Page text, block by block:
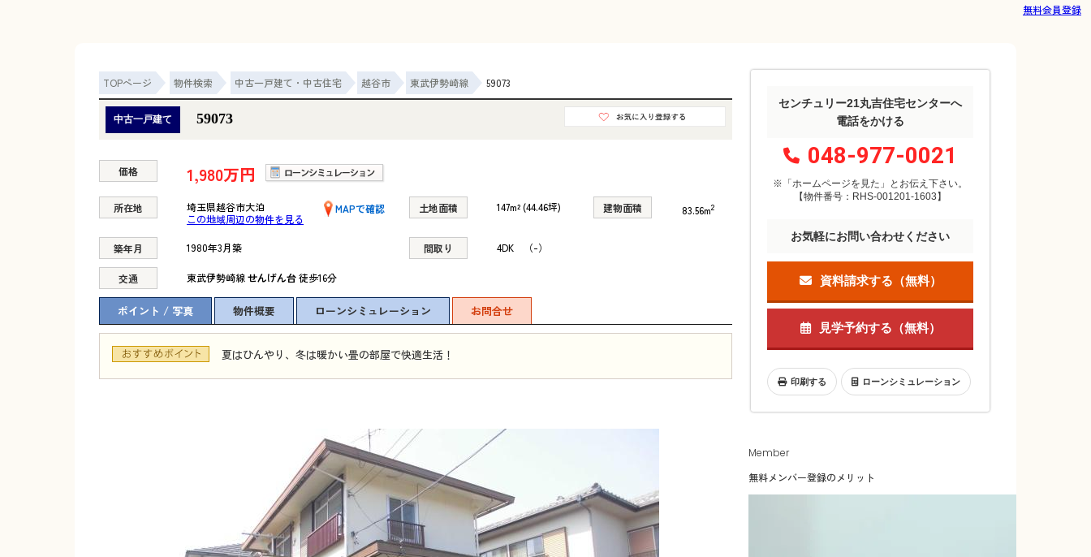
無料会員登録
TOPページ 物件検索 中古一戸建て・中古住宅 越谷市 東武伊勢崎線 59073
中古一戸建て 59073
価格 1,980万円
所在地 埼玉県越谷市大泊 MAPで確認
この地域周辺の物件を見る
土地面積 147m² (44.46坪) 建物面積 83.56m2
築年月 1980年3月築 間取り 4DK （-）
交通 東武伊勢崎線せんげん台徒歩16分
ポイント / 写真 物件概要 ローンシミュレーション お問合せ
夏はひんやり、冬は暖かい畳の部屋で快適生活！
センチュリー21丸吉住宅センターへ
電話をかける
048-977-0021
※「ホームページを見た」 と お伝え下さい。
【物件番号：RHS-001201-1603】
お気軽にお問い合わせください
資料請求する（無料）
見学予約する（無料）
印刷する ローンシミュレーション
Member
無料メンバー登録のメリット